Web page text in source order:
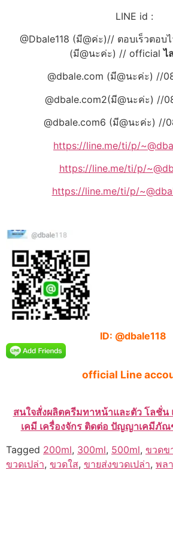
LINE id :
@Dbale118 (มี@ค่ะ)// ตอบเร็วตอบ
(มี@นะค่ะ) // officialไ
@dbale.com (มี@นะค่ะ) //
@dbale.com2(มี@นะค่ะ) //
@dbale.com6 (มี@นะค่ะ) //
https://line.me/ti/p/
https://line.me/ti/p/
https://line.me/ti/p/
ID: @dbale118
official Line
สนใจสั่งผลิตครีมทาหน้าและตัว โลชั่
เคมี เครื่องจักร ติดต่อ ปัญญาเคมีภัณ
Tagged 200ml, 300ml, 500ml, ขวดข
ขวดเปล่า, ขวดใส, ขายส่งขวดเปล่า, พล